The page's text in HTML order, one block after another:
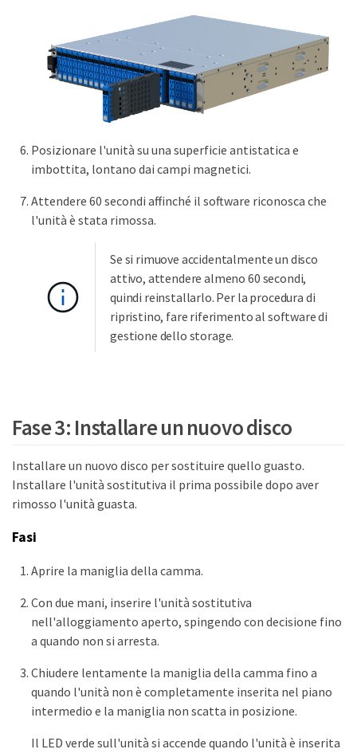
Posizionare l'unità su una superficie antistatica e
imbottita, lontano dai campi magnetici.
Attendere 60 secondi affinché il software riconosca che
l'unità è stata rimossa.
Se si rimuove accidentalmente un disco
attivo, attendere almeno 60 secondi,
quindi reinstallarlo. Per la procedura di
ripristino, fare riferimento al software di
gestione dello storage.
Fase 3: Installare un nuovo disco
Installare un nuovo disco per sostituire quello guasto.
Installare l'unità sostitutiva il prima possibile dopo aver
rimosso l'unità guasta.
Fasi
Aprire la maniglia della camma.
Con due mani, inserire l'unità sostitutiva
nell'alloggiamento aperto, spingendo con decisione fino
a quando non si arresta.
Chiudere lentamente la maniglia della camma fino a
quando l'unità non è completamente inserita nel piano
intermedio e la maniglia non scatta in posizione.
Il LED verde sull'unità si accende quando l'unità è inserita